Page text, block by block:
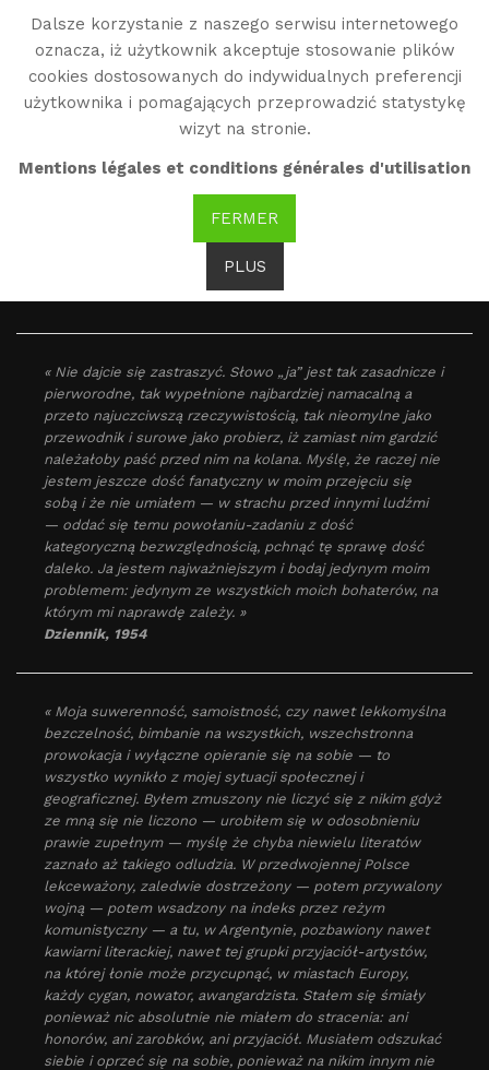
Dalsze korzystanie z naszego serwisu internetowego
oznacza, iż użytkownik akceptuje stosowanie plików
cookies dostosowanych do indywidualnych preferencji
użytkownika i pomagających przeprowadzić statystykę
wizyt na stronie.
Mentions légales et conditions générales d'utilisation
FERMER
PLUS
Witold Gombrowicz
Dziennik: ja
« Ja jestem self-made-man literatury! »
« Nie dajcie się zastraszyć. Słowo „ja” jest tak zasadnicze i
pierworodne, tak wypełnione najbardziej namacalną a
przeto najuczciwszą rzeczywistością, tak nieomylne jako
przewodnik i surowe jako probierz, iż zamiast nim gardzić
należałoby paść przed nim na kolana. Myślę, że raczej nie
jestem jeszcze dość fanatyczny w moim przejęciu się
sobą i że nie umiałem — w strachu przed innymi ludźmi
— oddać się temu powołaniu-zadaniu z dość
kategoryczną bezwzględnością, pchnąć tę sprawę dość
daleko. Ja jestem najważniejszym i bodaj jedynym moim
problemem: jedynym ze wszystkich moich bohaterów, na
którym mi naprawdę zależy. »
Dziennik, 1954
« Moja suwerenność, samoistność, czy nawet lekkomyślna
bezczelność, bimbanie na wszystkich, wszechstronna
prowokacja i wyłączne opieranie się na sobie — to
wszystko wynikło z mojej sytuacji społecznej i
geograficznej. Byłem zmuszony nie liczyć się z nikim gdyż
ze mną się nie liczono — urobiłem się w odosobnieniu
prawie zupełnym — myślę że chyba niewielu literatów
zaznało aż takiego odludzia. W przedwojennej Polsce
lekceważony, zaledwie dostrzeżony — potem przywalony
wojną — potem wsadzony na indeks przez reżym
komunistyczny — a tu, w Argentynie, pozbawiony nawet
kawiarni literackiej, nawet tej grupki przyjaciół-artystów,
na której łonie może przycupnąć, w miastach Europy,
każdy cygan, nowator, awangardzista. Stałem się śmiały
ponieważ nic absolutnie nie miałem do stracenia: ani
honorów, ani zarobków, ani przyjaciół. Musiałem odszukać
siebie i oprzeć się na sobie, ponieważ na nikim innym nie